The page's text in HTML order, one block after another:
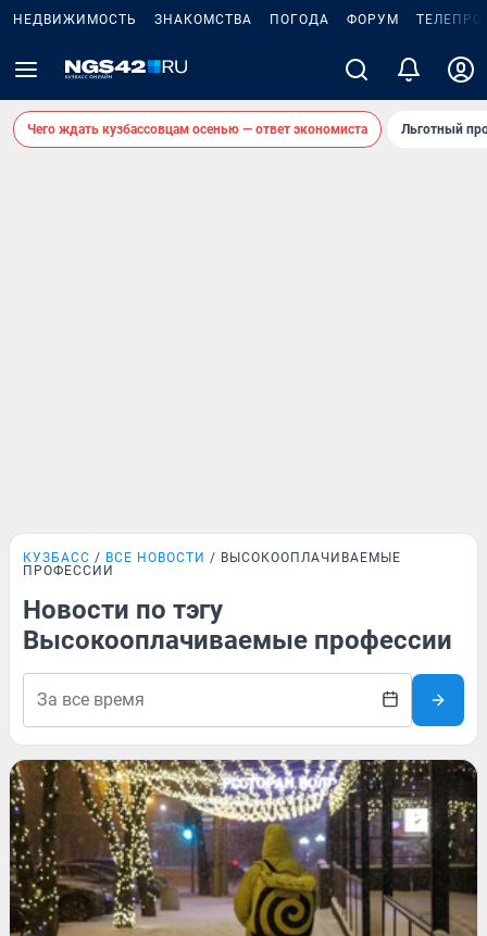
НЕДВИЖИМОСТЬ ЗНАКОМСТВА ПОГОДА ФОРУМ
Чего ждать кузбассовцам осенью — ответ экономиста Льготный
КУЗБАСС ВСЕ НОВОСТИ
ВЫСОКООПЛАЧИВАЕМЫЕ
ПРОФЕССИИ
Новости по тэгу
Высокооплачиваемые профессии